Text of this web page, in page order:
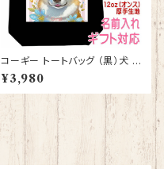
コーギー トートバッグ （黒）犬 ド
ッグ グッズ 雑貨 入学祝い レッ
スンバッグ お買い物バッグ【型番
B-10005】お花の王冠シリーズ
¥3,980